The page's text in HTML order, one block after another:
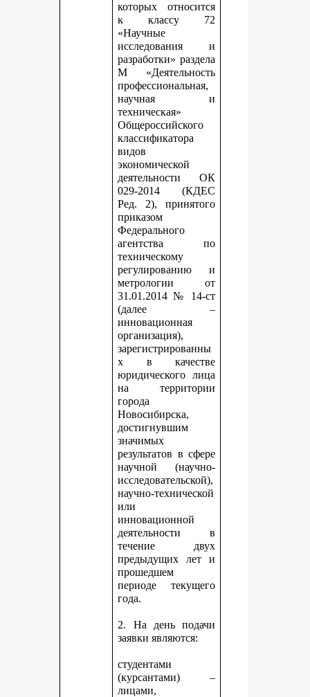
которых относится
к классу 72
«Научные
исследования и
разработки» раздела
М «Деятельность
профессиональная,
научная и
техническая»
Общероссийского
классификатора
видов
экономической
деятельности ОК
029-2014 (КДЕС
Ред. 2), принятого
приказом
Федерального
агентства по
техническому
регулированию и
метрологии от
31.01.2014 № 14-ст
(далее –
инновационная
организация),
зарегистрированны
х в качестве
юридического лица
на территории
города
Новосибирска,
достигнувшим
значимых
результатов в сфере
научной (научно-
исследовательской),
научно-технической
или
инновационной
деятельности в
течение двух
предыдущих лет и
прошедшем
периоде текущего
года.
2. На день подачи
заявки являются:
студентами
(курсантами) –
лицами,